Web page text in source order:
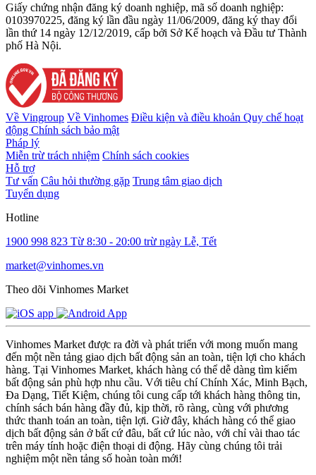
Giấy chứng nhận đăng ký doanh nghiệp, mã số doanh nghiệp:
0103970225, đăng ký lần đầu ngày 11/06/2009, đăng ký thay đổi
lần thứ 14 ngày 12/12/2019, cấp bởi Sở Kế hoạch và Đầu tư Thành
phố Hà Nội.
Về Vingroup Về Vinhomes Điều kiện và điều khoản Quy chế hoạt
động Chính sách bảo mật
Pháp lý
Miễn trừ trách nhiệm Chính sách cookies
Hỗ trợ
Tư vấn Câu hỏi thường gặp Trung tâm giao dịch
Tuyển dụng
Hotline
1900 998 823 Từ 8:30 - 20:00 trừ ngày Lễ, Tết
market@vinhomes.vn
Theo dõi Vinhomes Market
Vinhomes Market được ra đời và phát triển với mong muốn mang
đến một nền tảng giao dịch bất động sản an toàn, tiện lợi cho khách
hàng. Tại Vinhomes Market, khách hàng có thể dễ dàng tìm kiếm
bất động sản phù hợp nhu cầu. Với tiêu chí Chính Xác, Minh Bạch,
Đa Dạng, Tiết Kiệm, chúng tôi cung cấp tới khách hàng thông tin,
chính sách bán hàng đầy đủ, kịp thời, rõ ràng, cùng với phương
thức thanh toán an toàn, tiện lợi. Giờ đây, khách hàng có thể giao
dịch bất động sản ở bất cứ đâu, bất cứ lúc nào, với chỉ vài thao tác
trên máy tính hoặc điện thoại di động. Hãy cùng chúng tôi trải
nghiệm một nền tảng số hoàn toàn mới!